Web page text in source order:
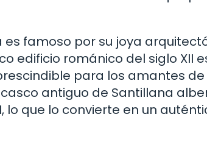
famoso por su joya
edificio románico del siglo XII
para los amantes de
antiguo de Santillana
lo que lo convierte en un